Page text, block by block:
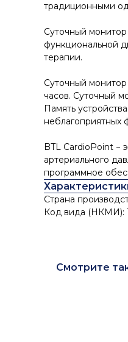
традиционными
Суточный
функциональной
терапии.
Суточный
часов. Суточный
Память
неблагоприятных
BTL CardioPoint −
артериального
программное
Страна
Код вида (НКМИ):
Смотрите